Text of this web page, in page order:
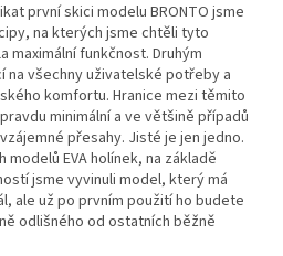
první skici modelu BRONTO jsme
na kterých jsme chtěli tyto
maximální funkčnost. Druhým
na všechny uživatelské potřeby a
komfortu. Hranice mezi těmito
minimální a ve většině případů
přesahy. Jisté je jen jedno.
EVA holínek, na základě
jsme vyvinuli model, který má
ale už po prvním použití ho budete
odlišného od ostatních běžně